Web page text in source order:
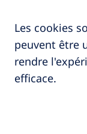
Les cookies
peuvent être
rendre
efficace.